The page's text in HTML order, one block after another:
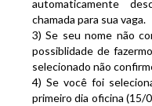
automaticamente
chamada para sua vaga.
3) Se seu nome não
possiblidade de
selecionado não
4) Se você foi
primeiro dia oficina (15/